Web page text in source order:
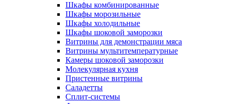
Шкафы комбинированные
Шкафы морозильные
Шкафы холодильные
Шкафы шоковой заморозки
Витрины для демонстрации мяса
Витрины мультитемпературные
Камеры шоковой заморозки
Молекулярная кухня
Пристенные витрины
Саладетты
Сплит-системы